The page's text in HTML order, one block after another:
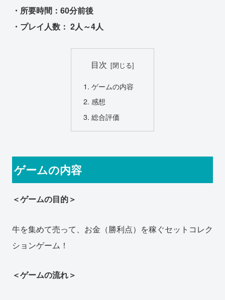
・所要時間：60分前後
・プレイ人数： 2人～4人
目次
ゲームの内容
感想
総合評価
ゲームの内容
＜ゲームの目的＞
牛を集めて売って、お金（勝利点）を稼ぐセットコレク
ションゲーム！
＜ゲームの流れ＞